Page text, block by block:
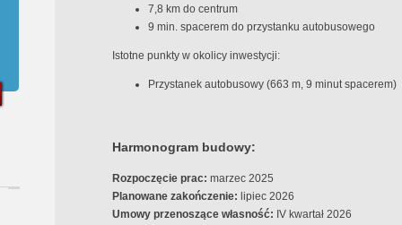
7,8 km do centrum
9 min. spacerem do przystanku autobusowego
Istotne punkty w okolicy inwestycji:
Przystanek autobusowy (663 m, 9 minut spacerem)
Harmonogram budowy:
Rozpoczęcie prac: marzec 2025
Planowane zakończenie: lipiec 2026
Umowy przenoszące własność: IV kwartał 2026